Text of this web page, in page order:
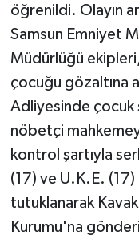
öğrenildi. Olayın
Samsun Emniyet
Müdürlüğü
çocuğu gözaltına
Adliyesinde çocuk
nöbetçi
kontrol şartıyla
(17) ve U.K.E. (17)
tutuklanarak
Kurumu'na